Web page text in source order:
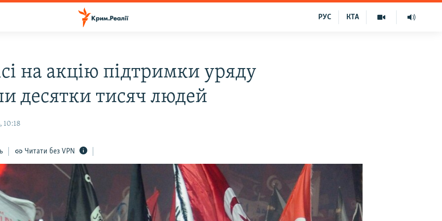
КТА
РУС
на акцію підтримки уряду
десятки тисяч людей
10:18
Читати без VPN